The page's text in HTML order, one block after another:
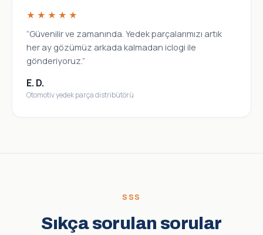
★★★★★
“Güvenilir ve zamanında. Yedek parçalarımızı artık
her ay gözümüz arkada kalmadan iclogi ile
gönderiyoruz.”
E. D.
Otomotiv yedek parça distribütörü
SSS
Sıkça sorulan sorular